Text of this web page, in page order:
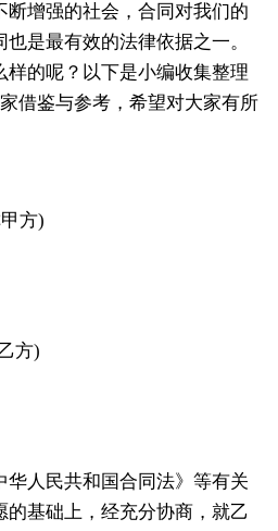
断增强的社会，合同对我们的
是最有效的法律依据之一。
样的呢？以下是小编收集整理
借鉴与参考，希望对大家有所
方)
方)
华人民共和国合同法》等有关
的基础上，经充分协商，就乙